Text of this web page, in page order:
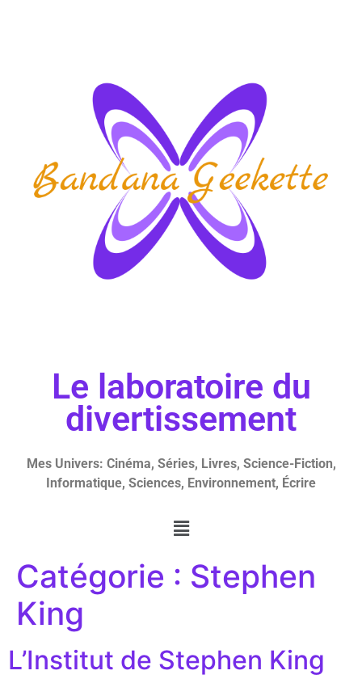
Le laboratoire du
divertissement
Mes Univers: Cinéma, Séries, Livres, Science-Fiction,
Informatique, Sciences, Environnement, Écrire
Catégorie : Stephen
King
L’Institut de Stephen King